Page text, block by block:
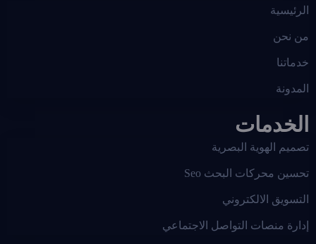
الرئيسية
من نحن
خدماتنا
المدونة
الخدمات
تصميم الهوية البصرية
تحسين محركات البحث Seo
التسويق الالكتروني
إدارة منصات التواصل الاجتماعي